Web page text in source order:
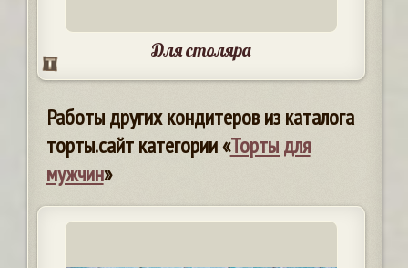
Для столяра
Работы других кондитеров из каталога
торты.сайт категории «Торты для
мужчин»